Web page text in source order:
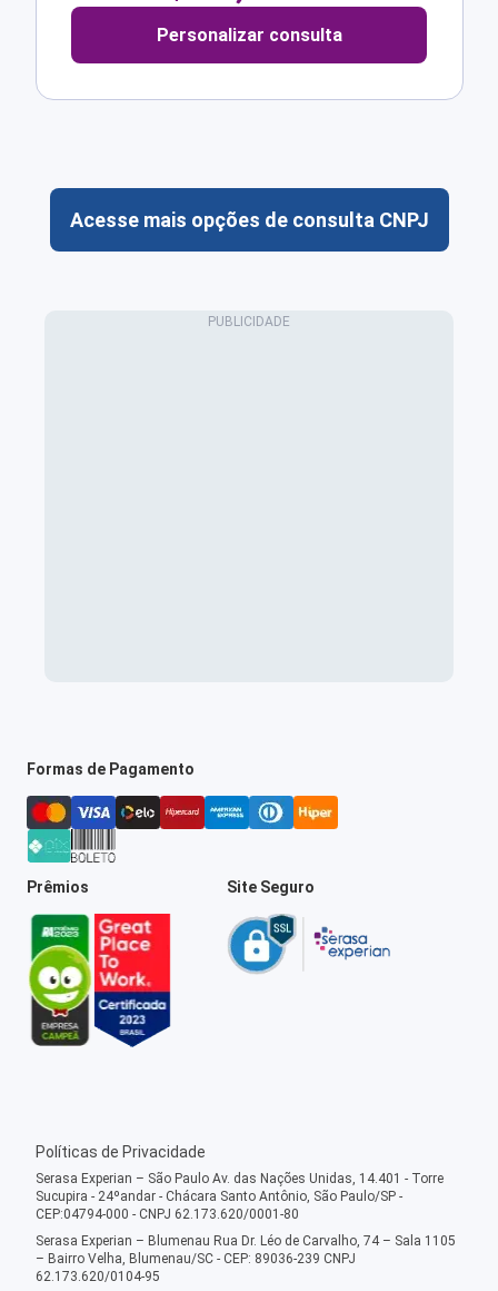
Personalizar consulta
Acesse mais opções de consulta CNPJ
Formas de Pagamento
Prêmios Site Seguro
Políticas de Privacidade
Serasa Experian – São Paulo Av. das Nações Unidas, 14.401 - Torre
Sucupira - 24ºandar - Chácara Santo Antônio, São Paulo/SP -
CEP:04794-000 - CNPJ 62.173.620/0001-80
Serasa Experian – Blumenau Rua Dr. Léo de Carvalho, 74 – Sala 1105
– Bairro Velha, Blumenau/SC - CEP: 89036-239 CNPJ
62.173.620/0104-95